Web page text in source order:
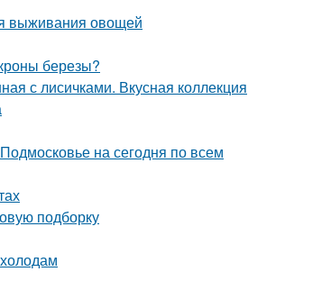
выживания овощей
березы?
с лисичками. Вкусная коллекция
на сегодня по всем
подборку